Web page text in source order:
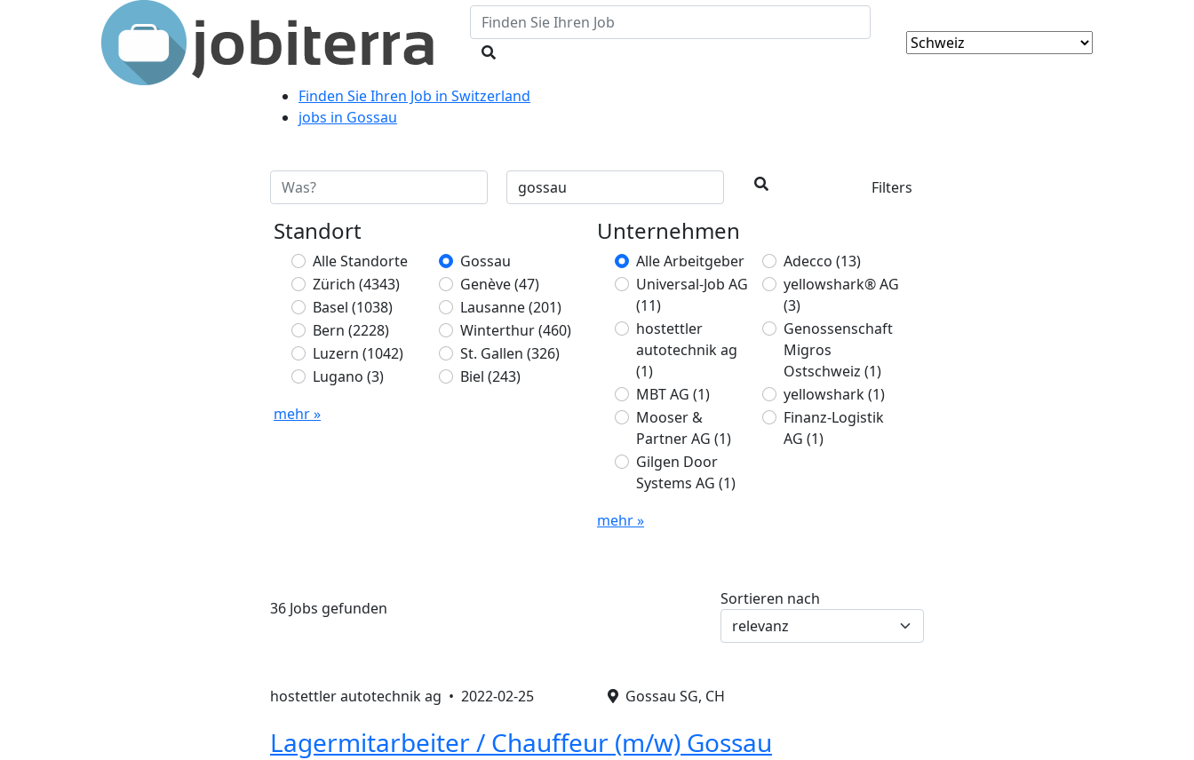
Finden Sie Ihren Job in Switzerland
jobs in Gossau
Filters
Standort
Alle Standorte
Gossau
Zürich (4343) Genève(47)
Basel (1038) Lausanne(201)
Bern (2228) Winterthur(460)
Luzern (1042) St. Gallen (326)
Lugano (3) Biel (243)
mehr »
Unternehmen
Alle Arbeitgeber Adecco (13)
Universal-Job AG
(11)
yellowshark® AG
(3)
hostettler
autotechnik ag
(1)
Genossenschaft
Migros
Ostschweiz (1)
MBT AG (1) yellowshark(1)
Mooser &
Partner AG (1)
Finanz-Logistik
AG (1)
Gilgen Door
Systems AG (1)
mehr »
36 Jobs gefunden Sortieren nach
hostettler autotechnik ag • 2022-02-25 Gossau SG, CH
Lagermitarbeiter / Chauffeur (m/w) Gossau